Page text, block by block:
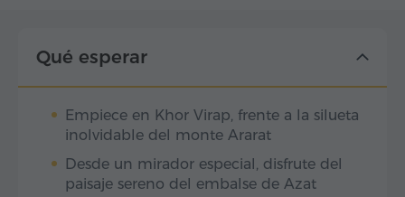
Qué esperar
Empiece en Khor Virap, frente a la silueta
inolvidable del monte Ararat
Desde un mirador especial, disfrute del
paisaje sereno del embalse de Azat